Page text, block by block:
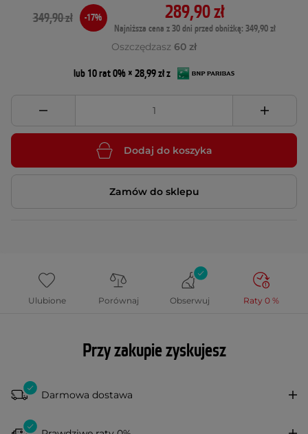
289,90 zł
Najniższa cena z 30 dni przed obniżką: 349,90 zł
349,90 zł -17%
Oszczędzasz 60 zł
lub 10 rat 0% × 28,99 zł z
Dodaj do koszyka
Zamów do sklepu
Ulubione Porównaj Obserwuj Raty 0 %
Przy zakupie zyskujesz
Darmowa dostawa